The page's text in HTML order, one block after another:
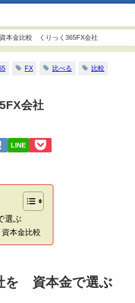
資本金比較 くりっく365FX会社
FX 比べる 比較
会社
LINE
選ぶ
本金比較
を 資本金で選ぶ